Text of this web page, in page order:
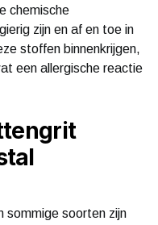
chemische
zijn en af en toe in
stoffen binnenkrijgen,
een allergische reactie
sommige soorten zijn